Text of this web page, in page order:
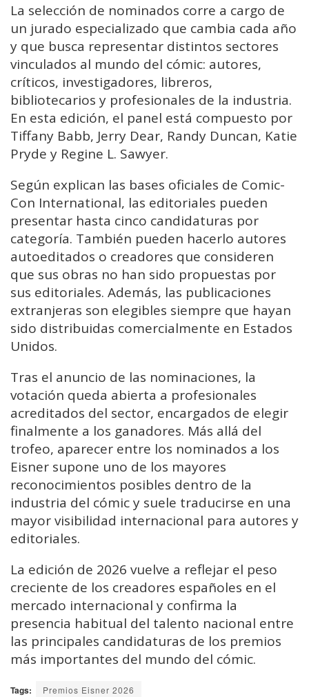
La selección de nominados corre a cargo de
un jurado especializado que cambia cada año
y que busca representar distintos sectores
vinculados al mundo del cómic: autores,
críticos, investigadores, libreros,
bibliotecarios y profesionales de la industria.
En esta edición, el panel está compuesto por
Tiffany Babb, Jerry Dear, Randy Duncan, Katie
Pryde y Regine L. Sawyer.
Según explican las bases oficiales de Comic-
Con International, las editoriales pueden
presentar hasta cinco candidaturas por
categoría. También pueden hacerlo autores
autoeditados o creadores que consideren
que sus obras no han sido propuestas por
sus editoriales. Además, las publicaciones
extranjeras son elegibles siempre que hayan
sido distribuidas comercialmente en Estados
Unidos.
Tras el anuncio de las nominaciones, la
votación queda abierta a profesionales
acreditados del sector, encargados de elegir
finalmente a los ganadores. Más allá del
trofeo, aparecer entre los nominados a los
Eisner supone uno de los mayores
reconocimientos posibles dentro de la
industria del cómic y suele traducirse en una
mayor visibilidad internacional para autores y
editoriales.
La edición de 2026 vuelve a reflejar el peso
creciente de los creadores españoles en el
mercado internacional y confirma la
presencia habitual del talento nacional entre
las principales candidaturas de los premios
más importantes del mundo del cómic.
Tags: Premios Eisner 2026